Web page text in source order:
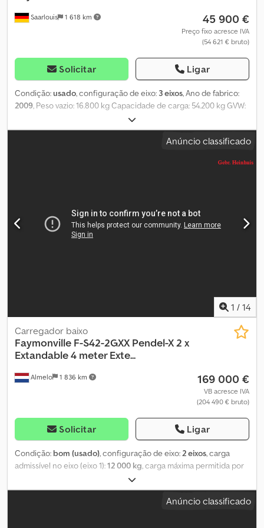
Termos e Condições Gerais. Os nossos preços são preços de
exportação líquidos. = Mais informações = Ano de fabrico: 2015.
Peso em vazio: 22.250 kg. Carga útil: 57.750 kg. Peso bruto: 80.000
kg. Plataforma extensível: Sim. Preço: Sob consulta. = Informações
da empresa = Para mais informações:
Saarlouis 1 618 km 45 900 €
Preço fixo acresce IVA
(54 621 € bruto)
Solicitar Ligar
Condição:usado, configuração de eixo: 3 eixos, Ano de fabrico:
2009, Peso vazio: 16.800 kg Capacidade de carga: 54.200 kg GVW:
71.000 kg Dedozhu A Hspfx An Njkr
Anúncio classificado
1 / 14
Almelo 1 836 km
Carregador baixo
Faymonville F-S42-2GXX Pendel-X 2 x
Extandable 4 meter Exte...
169 000 €
VB acresce IVA
(204 490 € bruto)
Solicitar Ligar
Condição: bom (usado), configuração de eixo:2 eixos, carga
admissível no eixo (eixo 1):12 000 kg, carga máxima permitida por
, suspensão:
245/70R17,5, cor:vermelho, Ano de fabrico:2022, Faymonville F-
S42-2GXX. Ano: 2022. 12 toneladas, eixos Pendel-X. Peso: 16.400 kg.
Anúncio classificado